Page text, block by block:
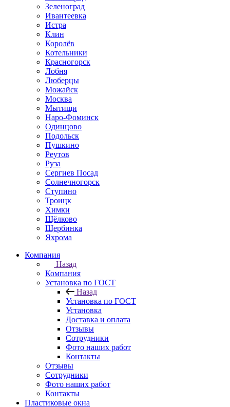
Зеленоград
Ивантеевка
Истра
Клин
Королёв
Котельники
Красногорск
Лобня
Люберцы
Можайск
Москва
Мытищи
Наро-Фоминск
Одинцово
Подольск
Пушкино
Реутов
Руза
Сергиев Посад
Солнечногорск
Ступино
Троицк
Химки
Щёлково
Щербинка
Яхрома
Компания
Назад
Компания
Установка по ГОСТ
Назад
Установка по ГОСТ
Установка
Доставка и оплата
Отзывы
Сотрудники
Фото наших работ
Контакты
Отзывы
Сотрудники
Фото наших работ
Контакты
Пластиковые окна